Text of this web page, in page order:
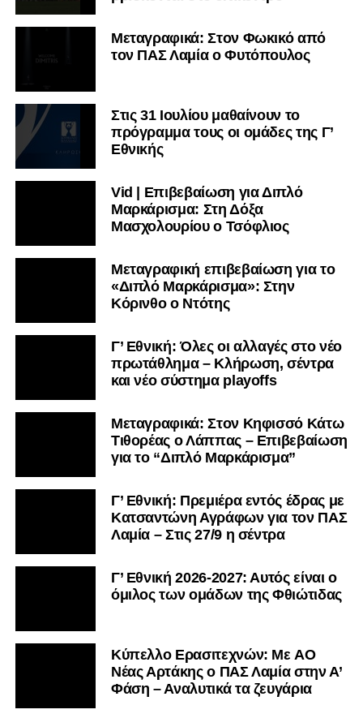
Μεταγραφικά: Στον Φωκικό από
τον ΠΑΣ Λαμία ο Φυτόπουλος
Στις 31 Ιουλίου μαθαίνουν το
πρόγραμμα τους οι ομάδες της Γ’
Εθνικής
Vid | Επιβεβαίωση για Διπλό
Μαρκάρισμα: Στη Δόξα
Μασχολουρίου ο Τσόφλιος
Μεταγραφική επιβεβαίωση για το
«Διπλό Μαρκάρισμα»: Στην
Κόρινθο ο Ντότης
Γ’ Εθνική: Όλες οι αλλαγές στο νέο
πρωτάθλημα – Κλήρωση, σέντρα
και νέο σύστημα playoffs
Μεταγραφικά: Στον Κηφισσό Κάτω
Τιθορέας ο Λάππας – Επιβεβαίωση
για το “Διπλό Μαρκάρισμα”
Γ’ Εθνική: Πρεμιέρα εντός έδρας με
Κατσαντώνη Αγράφων για τον ΠΑΣ
Λαμία – Στις 27/9 η σέντρα
Γ’ Εθνική 2026-2027: Αυτός είναι ο
όμιλος των ομάδων της Φθιώτιδας
Kύπελλο Ερασιτεχνών: Με AO
Nέας Αρτάκης ο ΠΑΣ Λαμία στην Α’
Φάση – Αναλυτικά τα ζευγάρια